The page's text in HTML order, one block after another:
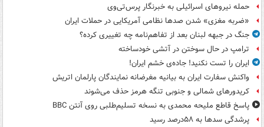
حمله نیروهای اسرائیلی به خبرنگار پرس‌تی‌وی
«ضربه مغزی» شدن صدها نظامی آمریکایی در حملات ایران
جنگ در جبهه لبنان بعد از تفاهم‌نامه چه تغییری کرده؟
ترامپ در حال سوختن در آتشی خودساخته
ایران را تست نکنید! جاده‌ی خشم ایران!
واکنش سفارت ایران به بیانیه مغرضانه نمایندگان پارلمان اتریش
کریدورهای شمالی و جنوبی تنگه هرمز حذف می‌شوند
پاسخ قاطع ملیحه محمدی به نسخه تسلیم‌طلبی روی آنتن BBC
پرشدگی سدها به ۵۸درصد رسید